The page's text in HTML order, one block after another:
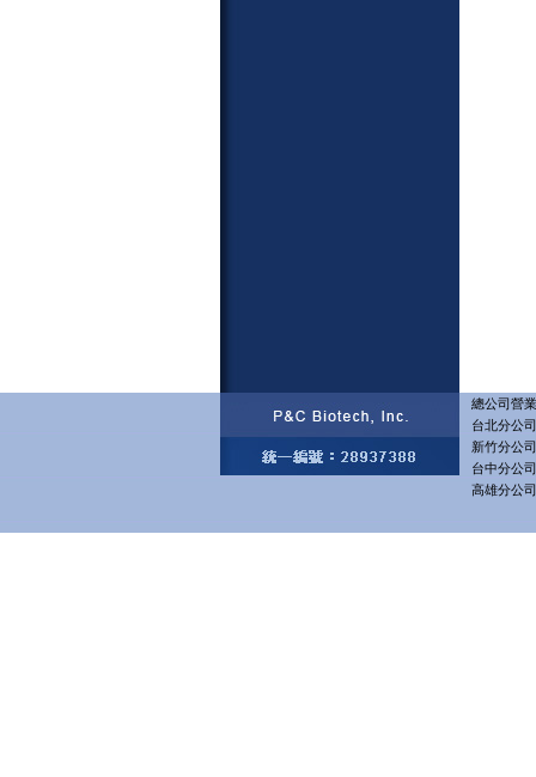
總公司營
台北分公
新竹分公
台中分公
高雄分公